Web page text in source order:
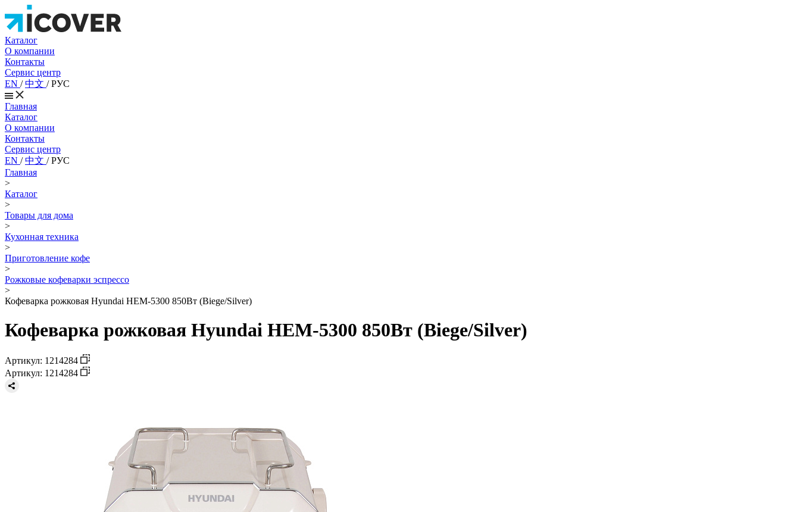
Каталог
О компании
Контакты
Сервис центр
EN /中文 /РУС
Главная
Каталог
О компании
Контакты
Сервис центр
EN /中文 /РУС
Главная
>
Каталог
>
Товары для дома
>
Кухонная техника
>
Приготовление кофе
>
Рожковые кофеварки эспрессо
>
Кофеварка рожковая Hyundai HEM-5300 850Вт (Biege/Silver)
Кофеварка рожковая Hyundai HEM-5300 850Вт (Biege/Silver)
Артикул: 1214284
Артикул: 1214284